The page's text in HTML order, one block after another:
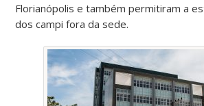
Florianópolis e também permitiram a
dos campi fora da sede.